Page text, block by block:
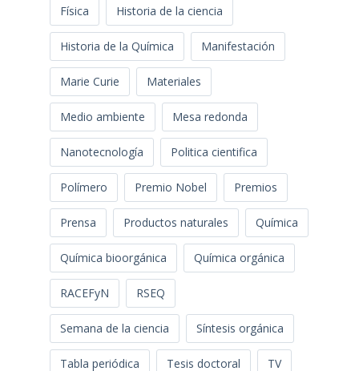
Física Historia de la ciencia
Historia de la Química Manifestación
Marie Curie Materiales
Medio ambiente Mesa redonda
Nanotecnología Politica cientifica
Polímero Premio Nobel Premios
Prensa Productos naturales Química
Química bioorgánica Química orgánica
RACEFyN RSEQ
Semana de la ciencia Síntesis orgánica
Tabla periódica Tesis doctoral TV